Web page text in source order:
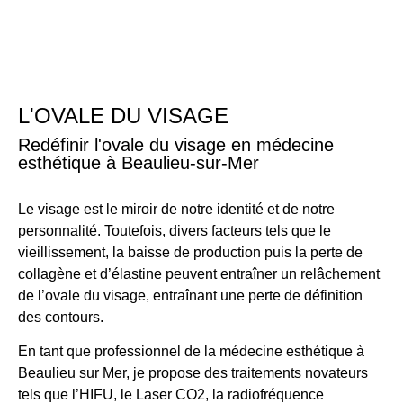
Redéfinir l'ovale du visage en médecine
esthétique à Beaulieu-sur-Mer
L'OVALE DU VISAGE
Le visage est le miroir de notre identité et de notre
personnalité. Toutefois, divers facteurs tels que le
vieillissement, la baisse de production puis la perte de
collagène et d’élastine peuvent entraîner un relâchement
de l’ovale du visage, entraînant une perte de définition
des contours.
En tant que professionnel de la médecine esthétique à
Beaulieu sur Mer, je propose des traitements novateurs
tels que l’HIFU, le Laser CO2, la radiofréquence